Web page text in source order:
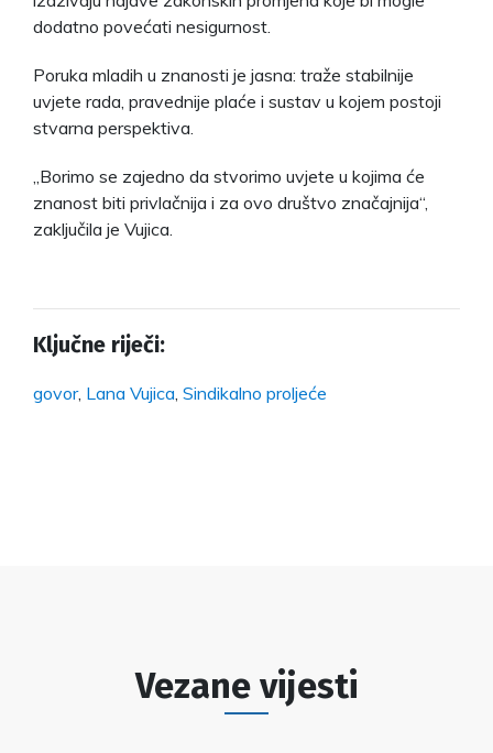
dodatno povećati nesigurnost.
Poruka mladih u znanosti je jasna: traže stabilnije
uvjete rada, pravednije plaće i sustav u kojem postoji
stvarna perspektiva.
„Borimo se zajedno da stvorimo uvjete u kojima će
znanost biti privlačnija i za ovo društvo značajnija“,
zaključila je Vujica.
Ključne riječi:
govor, Lana Vujica Sindikalno proljeće
Vezane vijesti